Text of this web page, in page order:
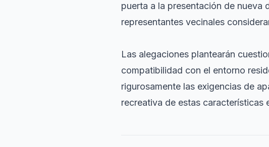
puerta a la presentación de
representantes vecinales
Las alegaciones plantearán
compatibilidad con el entorno
rigurosamente las exigencias de
recreativa de estas características